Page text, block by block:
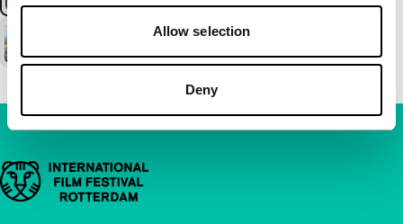
Allow selection
Deny
Belangrijke links